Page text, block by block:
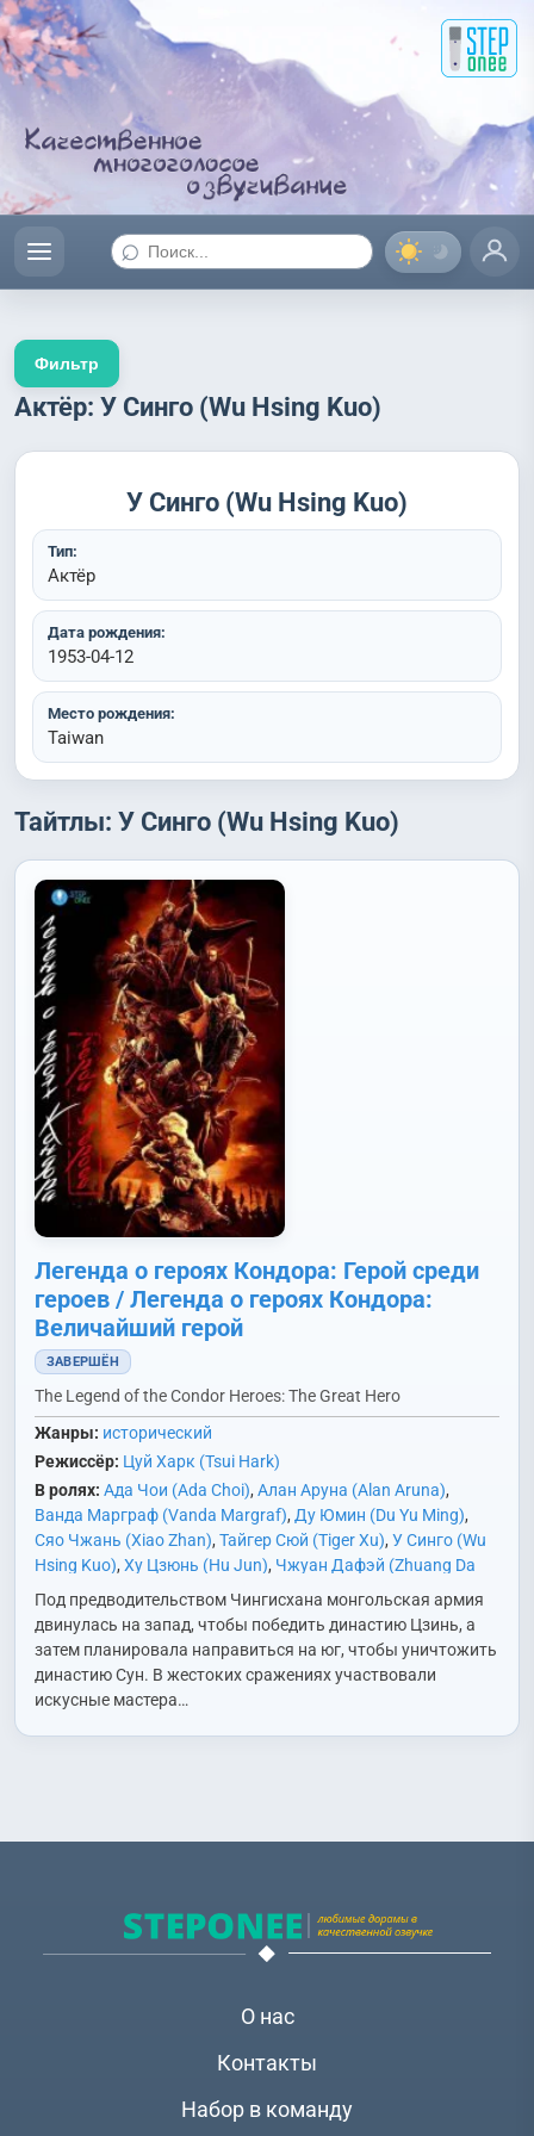
⌕
Актёр: У Синго (Wu Hsing Kuo)
У Синго (Wu Hsing Kuo)
Тип:
Актёр
Дата рождения:
1953-04-12
Место рождения:
Taiwan
Тайтлы: У Синго (Wu Hsing Kuo)
Легенда о героях Кондора: Герой среди
героев / Легенда о героях Кондора:
Величайший герой
ЗАВЕРШЁН
The Legend of the Condor Heroes: The Great Hero
Жанры: исторический
Режиссёр: Цуй Харк (Tsui Hark)
В ролях: Ада Чои (Ada Choi), Алан Аруна (Alan Aruna),
Ванда Марграф (Vanda Margraf), Ду Юмин (Du Yu Ming),
Сяо Чжань (Xiao Zhan), Тайгер Сюй (Tiger Xu), У Синго (Wu
Hsing Kuo),Ху Цзюнь (Hu Jun), Чжуан Дафэй (Zhuang Da
Fei)
Под предводительством Чингисхана монгольская армия
двинулась на запад, чтобы победить династию Цзинь, а
затем планировала направиться на юг, чтобы уничтожить
династию Сун. В жестоких сражениях участвовали
искусные мастера…
Фильтр
О нас
Контакты
Набор в команду